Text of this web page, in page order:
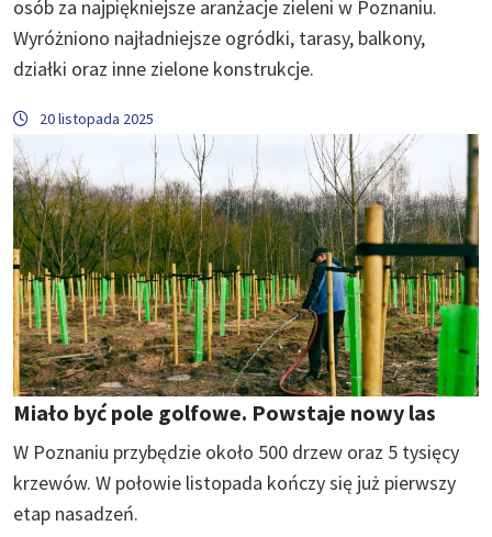
osób za najpiękniejsze aranżacje zieleni w Poznaniu.
Wyróżniono najładniejsze ogródki, tarasy, balkony,
działki oraz inne zielone konstrukcje.
20 listopada 2025
Miało być pole golfowe. Powstaje nowy las
W Poznaniu przybędzie około 500 drzew oraz 5 tysięcy
krzewów. W połowie listopada kończy się już pierwszy
etap nasadzeń.